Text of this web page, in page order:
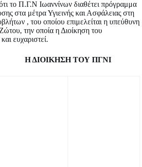
το Π.Γ.Ν Ιωαννίνων διαθέτει πρόγραμμα
στα μέτρα Υγιεινής και Ασφάλειας στη
, του οποίου επιμελείται η υπεύθυνη
την οποία η Διοίκηση του
ευχαριστεί.
ΤΟΥ ΠΓΝΙ